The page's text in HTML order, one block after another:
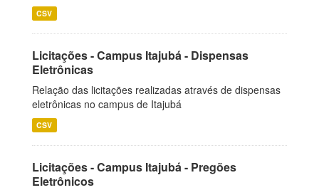
CSV
Licitações - Campus Itajubá - Dispensas
Eletrônicas
Relação das licitações realizadas através de dispensas
eletrônicas no campus de Itajubá
CSV
Licitações - Campus Itajubá - Pregões
Eletrônicos